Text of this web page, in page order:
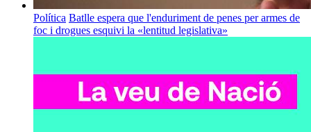
Política Batlle espera que l'enduriment de penes per armes de
foc i drogues esquivi la «lentitud legislativa»